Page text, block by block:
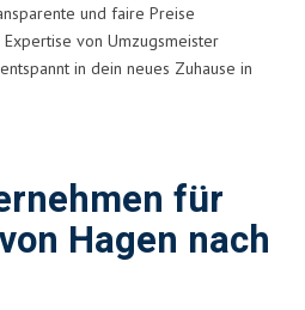
und faire Preise
von Umzugsmeister
in dein neues Zuhause in
für
Hagen nach